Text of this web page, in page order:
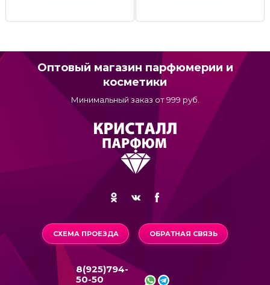
Оптовый магазин парфюмерии и
косметики
Минимальный заказ от 999 руб.
СХЕМА ПРОЕЗДА ОБРАТНАЯ СВЯЗЬ
8(925)794-
50-50